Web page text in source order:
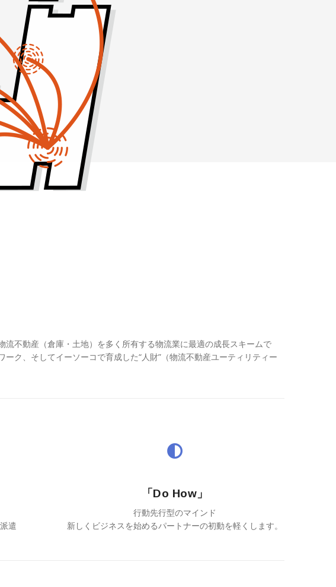
不動産（倉庫・土地）を多く所有する物流業に最適の成長スキームで
ク、そしてイーソーコで育成した“人財”（物流不動産ユーティリティー
遣
「Do How」
行動先行型のマインド
新しくビジネスを始めるパートナーの初動を軽くします。